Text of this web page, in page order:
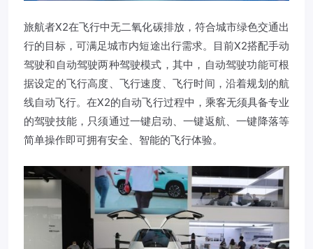
旅航者X2在飞行中无二氧化碳排放，符合城市绿色交通出
行的目标，可满足城市内短途出行需求。目前X2搭配手动
驾驶和自动驾驶两种驾驶模式，其中，自动驾驶功能可根
据设定的飞行高度、飞行速度、飞行时间，沿着规划的航
线自动飞行。在X2的自动飞行过程中，乘客无须具备专业
的驾驶技能，只须通过一键启动、一键返航、一键降落等
简单操作即可拥有安全、智能的飞行体验。